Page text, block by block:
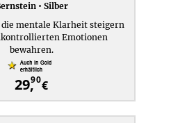
• Silber
mentale Klarheit steigern
Emotionen
bewahren.
29,90€